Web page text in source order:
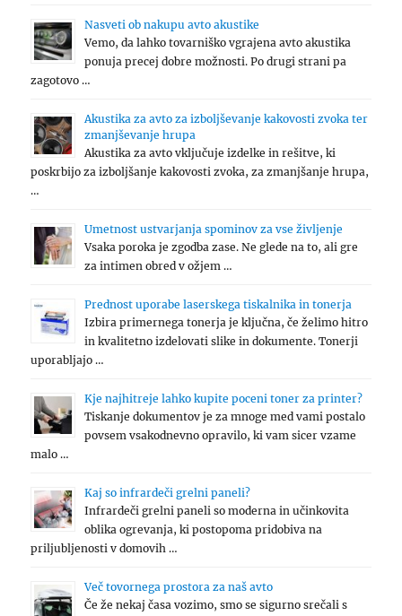
Nasveti ob nakupu avto akustike
Vemo, da lahko tovarniško vgrajena avto akustika
ponuja precej dobre možnosti. Po drugi strani pa
zagotovo …
Akustika za avto za izboljševanje kakovosti zvoka ter
zmanjševanje hrupa
Akustika za avto vključuje izdelke in rešitve, ki
poskrbijo za izboljšanje kakovosti zvoka, za zmanjšanje hrupa,
…
Umetnost ustvarjanja spominov za vse življenje
Vsaka poroka je zgodba zase. Ne glede na to, ali gre
za intimen obred v ožjem …
Prednost uporabe laserskega tiskalnika in tonerja
Izbira primernega tonerja je ključna, če želimo hitro
in kvalitetno izdelovati slike in dokumente. Tonerji
uporabljajo …
Kje najhitreje lahko kupite poceni toner za printer?
Tiskanje dokumentov je za mnoge med vami postalo
povsem vsakodnevno opravilo, ki vam sicer vzame
malo …
Kaj so infrardeči grelni paneli?
Infrardeči grelni paneli so moderna in učinkovita
oblika ogrevanja, ki postopoma pridobiva na
priljubljenosti v domovih …
Več tovornega prostora za naš avto
Če že nekaj časa vozimo, smo se sigurno srečali s